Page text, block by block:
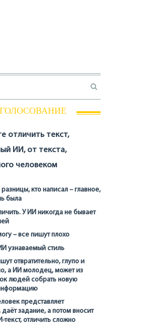
ГОЛОСОВАНИЕ
отличить текст,
ИИ, от текста,
человеком
кто написал – главное,
была
У ИИ никогда не бывает
– все пишут плохо
узнаваемый стиль
отвратительно, глупо и
а ИИ молодец, может из
людей собрать новую
представляет
задание, а потом вносит
текст, отличить сложно